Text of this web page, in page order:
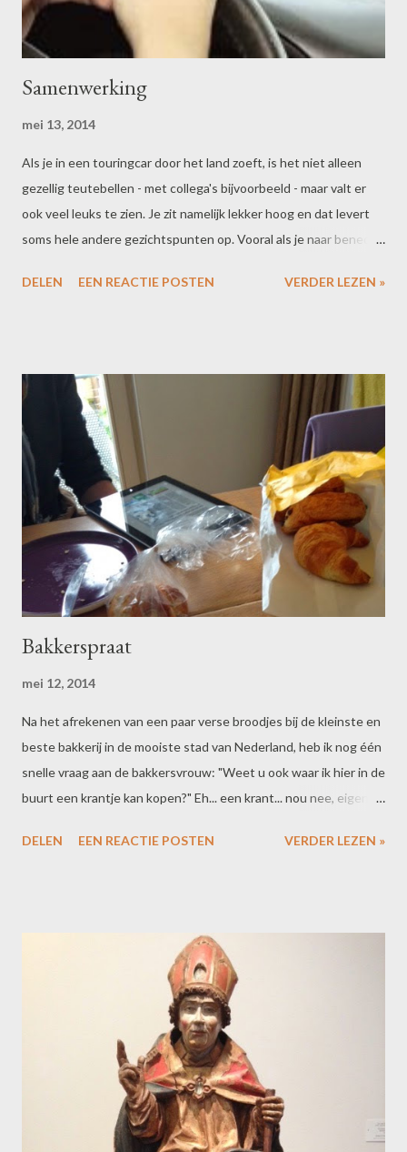
Samenwerking
mei 13, 2014
Als je in een touringcar door het land zoeft, is het niet alleen
gezellig teutebellen - met collega's bijvoorbeeld - maar valt er
ook veel leuks te zien. Je zit namelijk lekker hoog en dat levert
soms hele andere gezichtspunten op. Vooral als je naar beneden
voorin een zachtmoedig grijs echtpaar. Zij zit achter het stuur.
te zien in goede harmonie.
DELEN EEN REACTIE POSTEN VERDER LEZEN »
Bakkerspraat
mei 12, 2014
Na het afrekenen van een paar verse broodjes bij de kleinste en
beste bakkerij in de mooiste stad van Nederland, heb ik nog één
snelle vraag aan de bakkersvrouw: "Weet u ook waar ik hier in de
buurt een krantje kan kopen?" Eh... een krant... nou nee, eigenlijk
waar je een krant kunt kopen?", roept ze naar achteren. Er
sigarenwinkel. Maar dat is nu een bakkerij, dus dat wordt niks.
Dan begint de meneer achter me zich ermee te bemoeien. Ik
moet naar het station. Centraal? Nee, Randwyck. Maar dat is
heel ver! Ja, maar wel mooi. Aha. De conclusie: gewoon maar
naar het centrum lopen, dan kom je vanzelf wel wat tegen. Ik
besluit deze keer de krant online te kopen.
DELEN EEN REACTIE POSTEN VERDER LEZEN »